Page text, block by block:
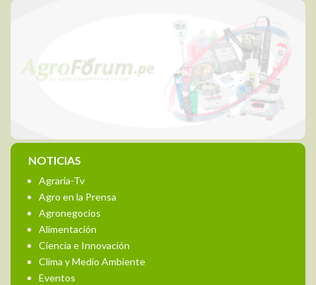
NOTICIAS
Agraria-Tv
Agro en la Prensa
Agronegocios
Alimentación
Ciencia e Innovación
Clima y Medio Ambiente
Eventos